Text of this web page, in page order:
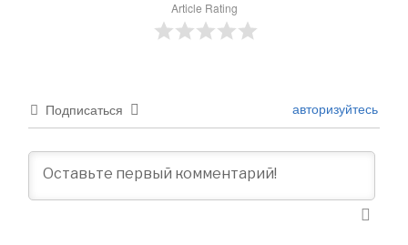
Article Rating
Подписаться авторизуйтесь